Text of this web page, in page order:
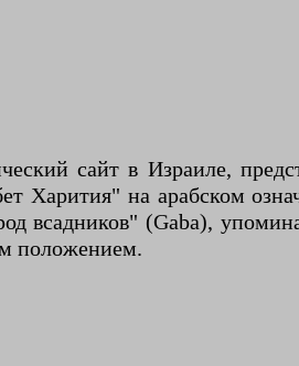
сайт в Израиле,
Харития" на арабском
всадников" (Gaba),
положением.